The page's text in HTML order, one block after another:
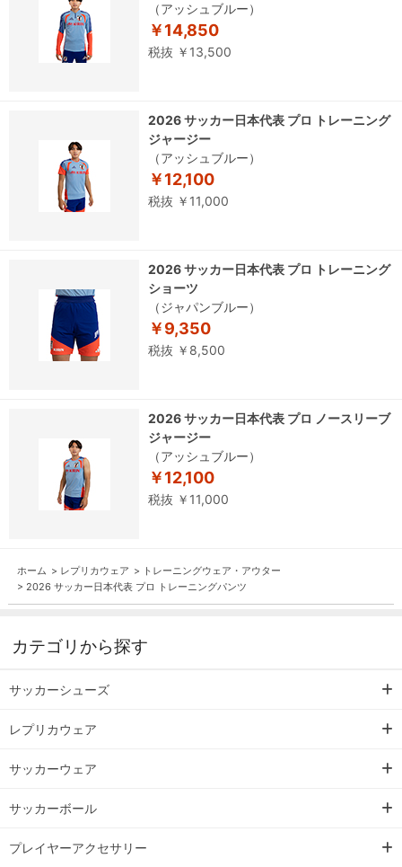
（アッシュブルー）
￥14,850
税抜 ￥13,500
2026 サッカー日本代表 プロ トレーニング
ジャージー
（アッシュブルー）
￥12,100
税抜 ￥11,000
2026 サッカー日本代表 プロ トレーニング
ショーツ
（ジャパンブルー）
￥9,350
税抜 ￥8,500
2026 サッカー日本代表 プロ ノースリーブ
ジャージー
（アッシュブルー）
￥12,100
税抜 ￥11,000
ホーム > レプリカウェア > トレーニングウェア・アウター
> 2026 サッカー日本代表 プロ トレーニングパンツ
カテゴリから探す
サッカーシューズ
レプリカウェア
サッカーウェア
サッカーボール
プレイヤーアクセサリー